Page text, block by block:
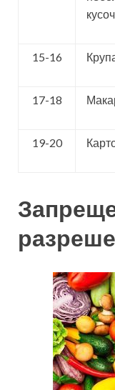
15-16
17-18
19-20